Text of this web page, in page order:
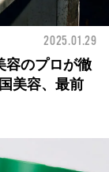
2025.01.29
容のプロが徹
美容、最前